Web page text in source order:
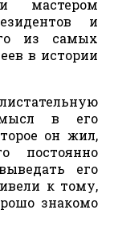
мастером
и
из самых
в истории
в его
он жил,
постоянно
его
к тому,
знакомо